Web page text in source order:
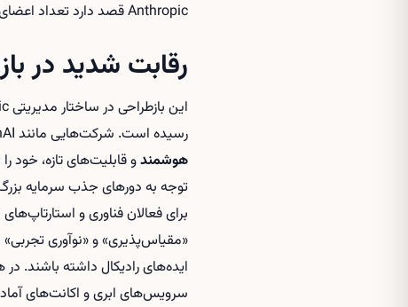
Anthropic قصد دارد تعداد اعضای تیم Labs را در شش ماه آینده تقریباً دو برابر کند تا بتواند ایده‌های بیشتری را سریع‌تر آزمایش کند.
رقابت شدید در
رسیده است. شرکت‌هایی مانند Anthropic، OpenAI و دیگر بازیگران این حوزه در تلاش‌اند با ارائه مدل‌های قدرتمندتر و معرفی
هوشمندو قابلیت‌های تازه، خود
توجه به دورهای جذب سرمایه
برای فعالان فناوری و
«مقیاس‌پذیری» و «نوآوری
ایده‌های رادیکال داشته باشند.
سرویس‌های ابری و اکانت‌های